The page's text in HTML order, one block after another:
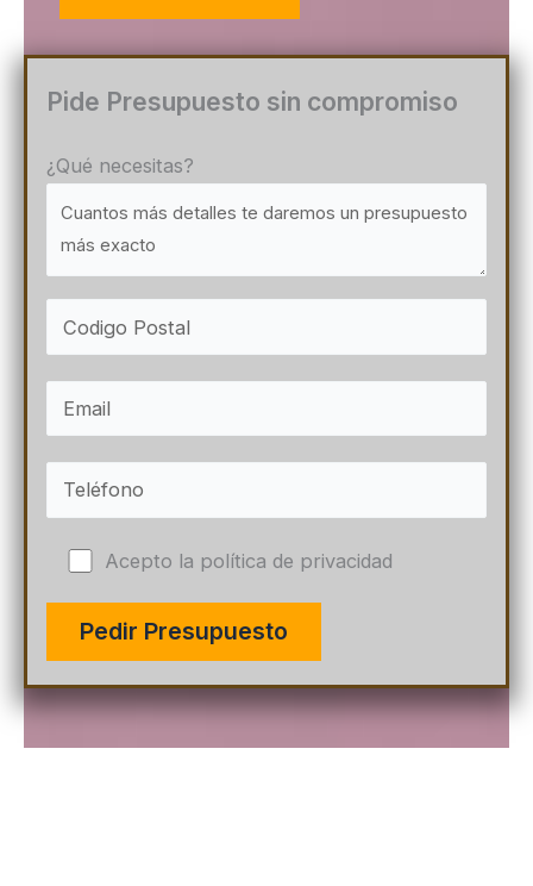
Pide Presupuesto sin compromiso
¿Qué necesitas?
Acepto la política de privacidad